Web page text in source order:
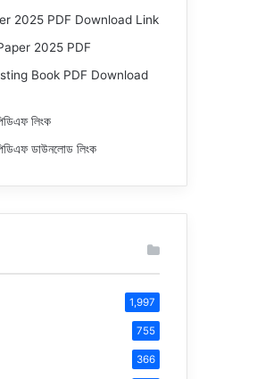
2025 PDF Download Link
2025 PDF
Book PDF Download
লিংক
ডাউনলোড লিংক
1,997
755
366